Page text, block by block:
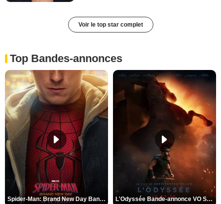
Voir le top star complet
Top Bandes-annonces
Spider-Man: Brand New Day Bande-annonce VO STFR L'Odyssée Bande-annonce VO STFR